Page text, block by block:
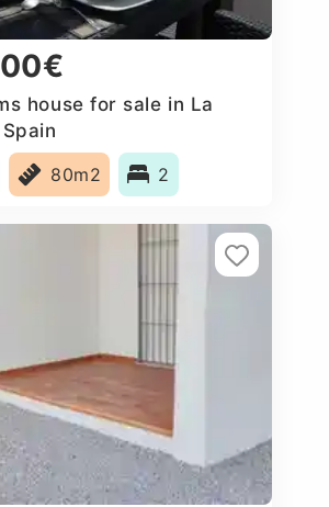
house for sale in La
80m2 2